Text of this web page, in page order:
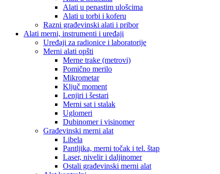
Alati u penastim ulošcima
Alati u torbi i koferu
Razni građevinski alati i pribor
Alati merni, instrumenti i uređaji
Uređaji za radionice i laboratorije
Merni alati opšti
Merne trake (metrovi)
Pomično merilo
Mikrometar
Ključ moment
Lenjiri i šestari
Merni sat i stalak
Uglomeri
Dubinomer i visinomer
Građevinski merni alat
Libela
Pantljika, merni točak i tel. štap
Laser, nivelir i daljinomer
Ostali građevinski merni alat